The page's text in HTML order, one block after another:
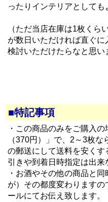
ったりインテリアとしても
（ただ当店在庫は1枚くら
が数日いただければ直ぐ
検討いただけたらなと思い
■特記事項
・この商品のみをご購入
（370円）」で、2～3枚な
の郵送にして送料を安く
引きや到着日時指定は出来
・お酒やその他の商品と
が）その都度変わります
ールにてお伝え致します。